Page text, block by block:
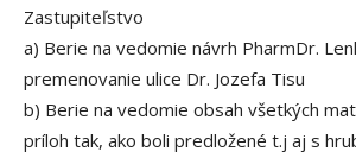
Zastupiteľstvo
a) Berie na vedomie návrh PharmDr.
premenovanie ulice Dr. Jozefa Tisu
b) Berie na vedomie obsah všetkých
príloh tak, ako boli predložené t.j aj s